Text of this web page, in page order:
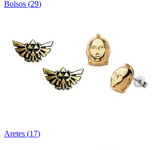
Bolsos (29)
Aretes (17)